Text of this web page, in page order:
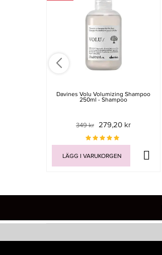
Davines Volu Volumizing Shampoo
250ml - Shampoo
349 kr 279,20 kr
LÄGG I VARUKORGEN